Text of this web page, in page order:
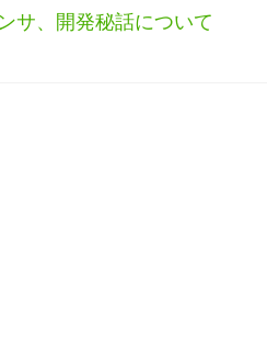
サ、開発秘話について